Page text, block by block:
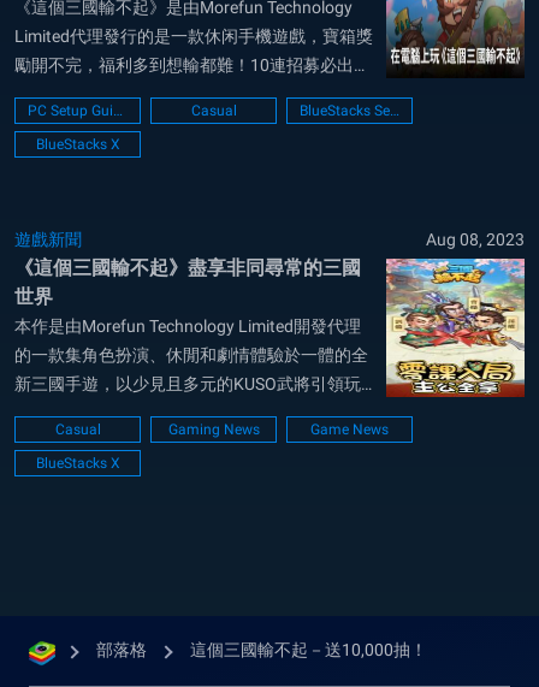
《這個三國輸不起》是由Morefun Technology
Limited代理發行的是一款休闲手機遊戲，寶箱獎
勵開不完，福利多到想輸都難！10連招募必出紅
將，闖關還有1,000抽紅將任你選！搞怪幽默三
國人物，歷史x KUSO讓人耳目一新！自動闖關領
資源，一覺起床破1,000關！劇情、爬塔、世界
PC Setup Guide Casual
BlueStacks Setup
BlueStacks X
遊戲新聞 Aug 08, 2023
《這個三國輸不起》盡享非同尋常的三國
世界
本作是由Morefun Technology Limited開發代理
的一款集角色扮演、休閒和劇情體驗於一體的全
新三國手遊，以少見且多元的KUSO武將引領玩
家進入不一樣的三國世界。 玩家們可以前往
BlueStacks的官方網站根據自己的需求來下載模
擬器（或者最適合您使用的電腦）的版本，下載
Casual Gaming News
Game News
BlueStacks X
部落格 這個三國輸不起－送10,000抽！